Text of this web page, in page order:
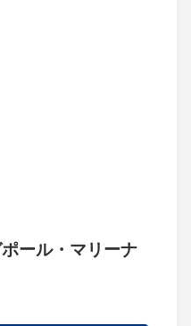
ール・マリーナ